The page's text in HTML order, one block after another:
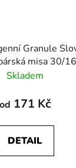
Granule
misa 30/16
Skladem
od 171 Kč
DETAIL